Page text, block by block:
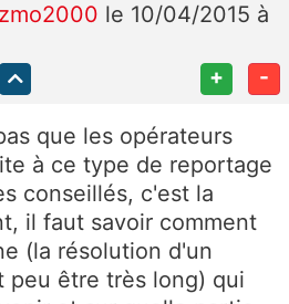
le 10/04/2015 à
+ -
que les opérateurs
à ce type de reportage
conseillés, c'est la
il faut savoir comment
(la résolution d'un
peu être très long) qui